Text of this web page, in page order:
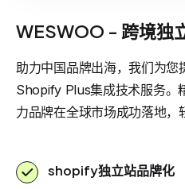
WESWOO - 跨境独
助力中国品牌出海，我们为您
Shopify Plus集成技术服务。
力品牌在全球市场成功落地，
shopify独立站品牌化